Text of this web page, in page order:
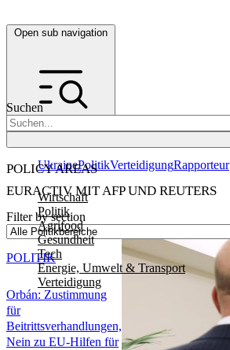
Open sub navigation
Suchen
POLICY AREAS
Wirtschaft
Politik
Agrifood
Gesundheit
Tech
Energie, Umwelt & Transport
Verteidigung
UkrainePolitikVerteidigungRapporteur
EURACTIV MIT AFP UND REUTERS
Filter by section
Orbán: Zustimmung
für
Beitrittsverhandlungen,
Nein zu EU-Hilfen für
POLITIK